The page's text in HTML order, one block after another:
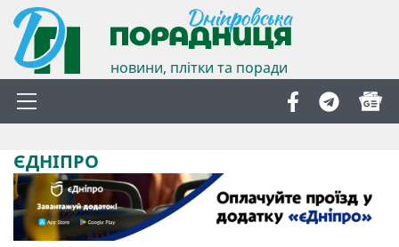
новини, плітки та поради
ЄДНІПРО